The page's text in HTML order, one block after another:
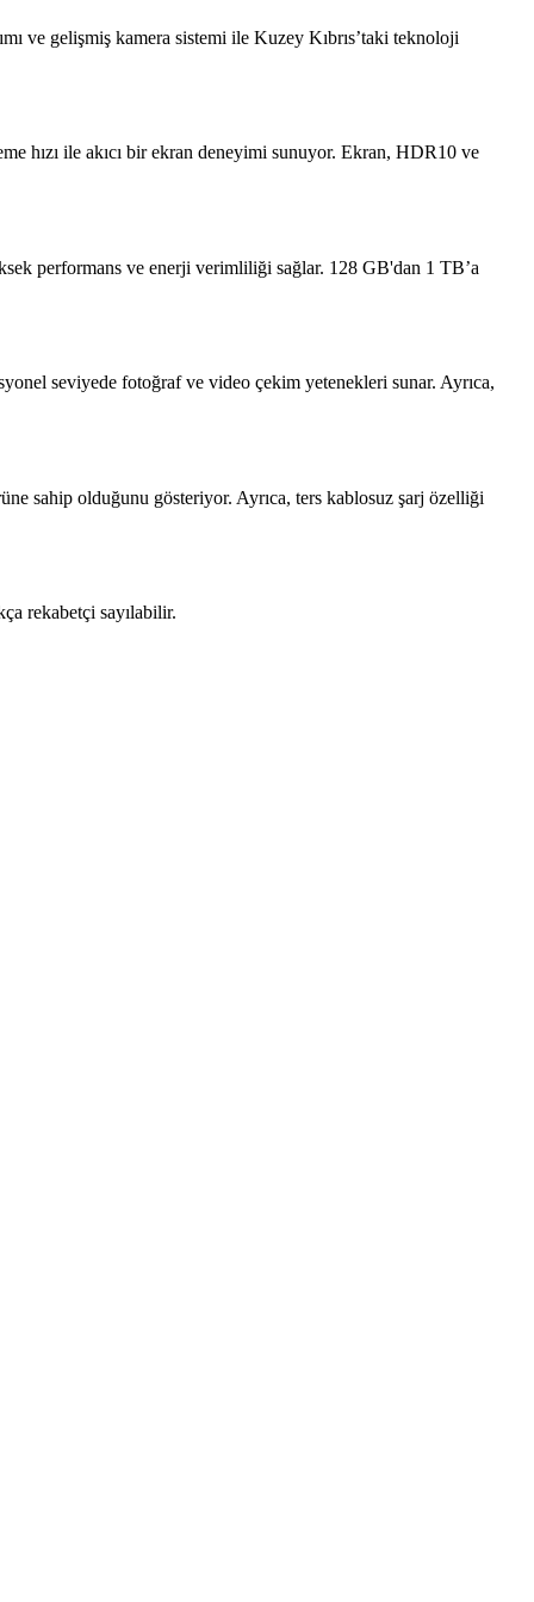
ve gelişmiş kamera sistemi ile Kuzey Kıbrıs’taki teknoloji
hızı ile akıcı bir ekran deneyimi sunuyor. Ekran, HDR10 ve
performans ve enerji verimliliği sağlar. 128 GB'dan 1 TB’a
seviyede fotoğraf ve video çekim yetenekleri sunar. Ayrıca,
sahip olduğunu gösteriyor. Ayrıca, ters kablosuz şarj özelliği
rekabetçi sayılabilir.